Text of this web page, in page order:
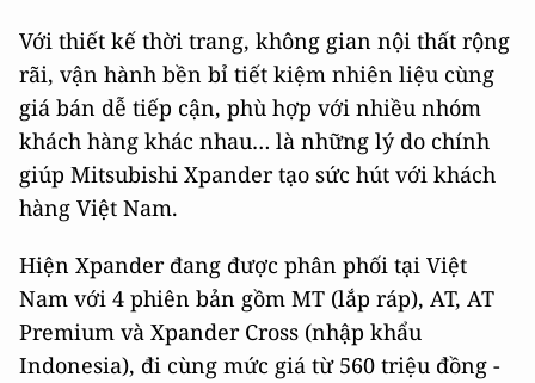
Với thiết kế thời trang, không gian nội thất rộng
rãi, vận hành bền bỉ tiết kiệm nhiên liệu cùng
giá bán dễ tiếp cận, phù hợp với nhiều nhóm
khách hàng khác nhau… là những lý do chính
giúp Mitsubishi Xpander tạo sức hút với khách
hàng Việt Nam.
Hiện Xpander đang được phân phối tại Việt
Nam với 4 phiên bản gồm MT (lắp ráp), AT, AT
Premium và Xpander Cross (nhập khẩu
Indonesia), đi cùng mức giá từ 560 triệu đồng -